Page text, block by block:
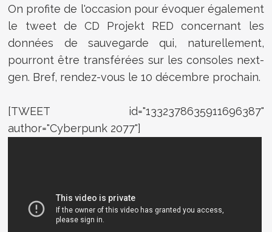
On profite de l'occasion pour évoquer également
le tweet de CD Projekt RED concernant les
données de sauvegarde qui, naturellement,
pourront être transférées sur les consoles next-
gen. Bref, rendez-vous le 10 décembre prochain.
[TWEET id="1332378635911696387"
author="Cyberpunk 2077"]